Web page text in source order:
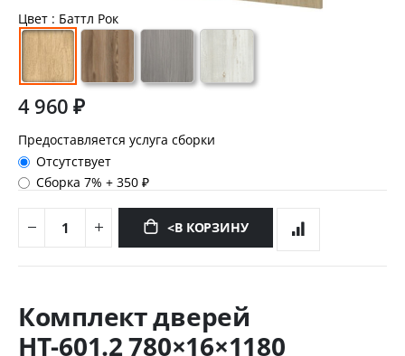
Цвет : Баттл Рок
4 960 ₽
Предоставляется услуга сборки
Отсутствует
Сборка 7%+350 ₽
<В КОРЗИНУ
началу
изображений
Комплект дверей
НТ-601.2 780×16×1180